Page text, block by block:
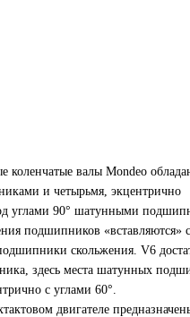
коленчатые валы Mondeo
и четырьмя, экцентрично
углами 90° шатунными
подшипников «вставляются»
скольжения. V6
здесь места шатунных
с углами 60°.
двигателе